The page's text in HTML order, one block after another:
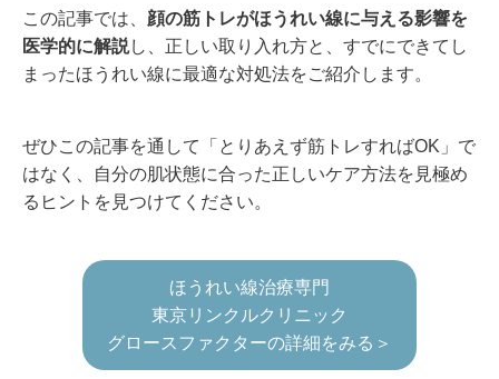
この記事では、 顔の筋トレがほうれい線に与える影響を
医学的に解説し、正しい取り入れ方と、すでにできてし
まったほうれい線に最適な対処法をご紹介します。
ぜひこの記事を通して「とりあえず筋トレすればOK 」で
はなく、自分の肌状態に合った正しいケア方法を見極め
るヒントを見つけてください。
ほうれい線治療専門
東京リンクルクリニック
グロースファクターの詳細をみる＞